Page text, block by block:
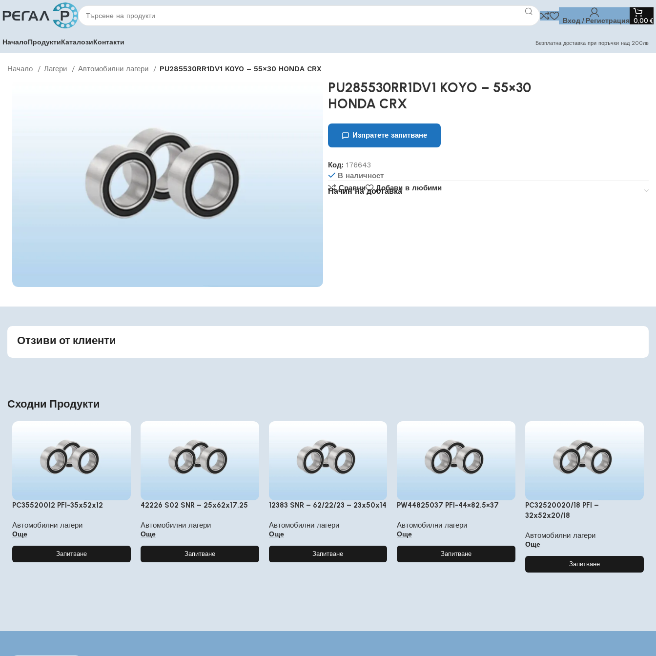
Вход / Регистрация 0,00 €
НачалоПродуктиКаталозиКонтакти Безплатна доставка при поръчки над 200лв
Начало Лагери Автомобилни лагери PU285530RR1DV1 KOYO – 55×30 HONDA CRX
PU285530RR1DV1 KOYO – 55×30
HONDA CRX
Изпратете запитване
Код: 176643
В наличност
Сравни
Добави в любими
Начин на доставка
Отзиви от клиенти
Сходни Продукти
PC35520012 PFI-35x52x12
Автомобилни лагери
Още
Запитване
42226 S02 SNR – 25x62x17.25
Автомобилни лагери
Още
Запитване
12383 SNR – 62/22/23 – 23x50x14
Автомобилни лагери
Още
Запитване
PW44825037 PFI-44×82.5×37
Автомобилни лагери
Още
Запитване
PC32520020/18 PFI –
32x52x20/18
Автомобилни лагери
Още
Запитване